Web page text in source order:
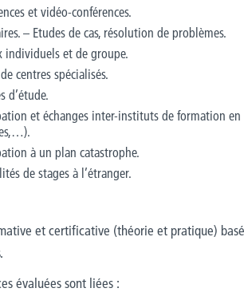
et vidéo-conférences.
– Etudes de cas, résolution de problèmes.
individuels et de groupe.
centres spécialisés.
d’étude.
et échanges inter-instituts de formation
à un plan catastrophe.
de stages à l’étranger.
et certificative (théorie et pratique)
évaluées sont liées :